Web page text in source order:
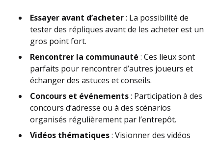
Essayer avant d’acheter: La possibilité de
tester des répliques avant de les acheter est un
gros point fort.
Rencontrer la communauté : Ces lieux sont
parfaits pour rencontrer d’autres joueurs et
échanger des astuces et conseils.
Concours et événements: Participation à des
concours d’adresse ou à des scénarios
organisés régulièrement par l’entrepôt.
Vidéos thématiques: Visionner des vidéos